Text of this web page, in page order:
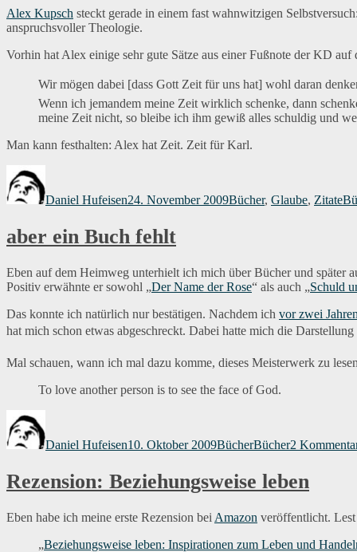
Alex Kupsch steckt gerade in einem fast wahnwitzigen
anspruchsvoller Theologie.
Vorhin hat Alex einige sehr gute Sätze aus einer Fußnote der KD auf
Wir mögen dabei [dass Gott Zeit für uns hat] wohl daran
Wenn ich jemandem meine Zeit wirklich schenke, dann
meine Zeit nicht, so bleibe ich ihm gewiß alles schuldig und
Man kann festhalten: Alex hat Zeit. Zeit für Karl.
Daniel Hufeisen24. November 2009Bücher, Glaube, Zitate
aber ein Buch fehlt
Eben auf dem Heimweg unterhielt ich mich über Bücher und später
Positiv erwähnte er sowohl „Der Name der Rose“ als auch „Schuld
Das konnte ich natürlich nur bestätigen. Nachdem ich vor zwei
hat mich schon etwas abgeschreckt. Dabei hatte mich die
Mal schauen, wann ich mal dazu komme, dieses Meisterwerk zu
To love another person is to see the face of God.
Daniel Hufeisen10. Oktober 2009BücherBücher2
Rezension: Beziehungsweise leben
Eben habe ich meine erste Rezension bei Amazon veröffentlicht. Lest
„Beziehungsweise leben: Inspirationen zum Leben und